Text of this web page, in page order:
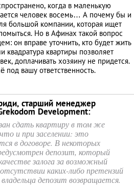
когда в маленькую
человек восемь… А почему бы и
большой компании, которая ищет
Но в Афинах такой вопрос
он вправе уточнить, кто будет жить
квадратура квартиры позволяет
доплачивать хозяину не придется.
вашу ответственность.
старший менеджер
Development:
сдать квартиру в том же
и при заселении: это
в договоре. В некоторых
депозит, который
залога за возможный
каких-либо претензий
депозит возвращается.